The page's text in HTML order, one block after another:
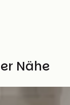
Nähe